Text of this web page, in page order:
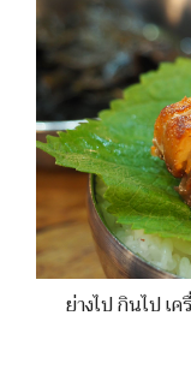
ย่างไป กินไป เ